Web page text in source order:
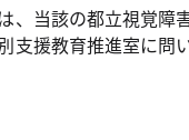
、当該の都立視覚障
支援教育推進室に問